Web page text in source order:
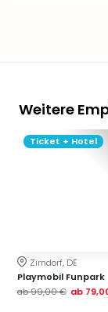
Weitere
Ticket + Hotel
Zirndorf, DE
Playmobil Funpark
ab99,00 € ab